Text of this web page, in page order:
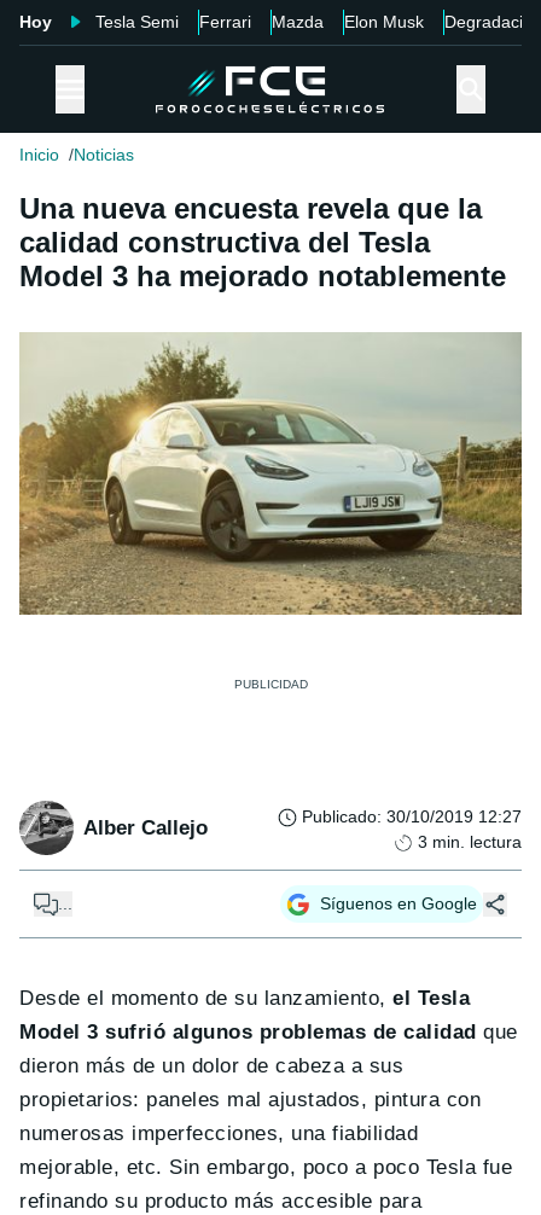
Hoy Tesla Semi Ferrari Mazda Elon Musk Degradación
Inicio Noticias
Una nueva encuesta revela que la
calidad constructiva del Tesla
Model 3 ha mejorado notablemente
Alber Callejo Publicado: 30/10/2019 12:27
3 min. lectura
... Síguenos en Google
Desde el momento de su lanzamiento,el Tesla
Model 3 sufrió algunos problemas de calidad que
dieron más de un dolor de cabeza a sus
propietarios: paneles mal ajustados, pintura con
numerosas imperfecciones, una fiabilidad
mejorable, etc. Sin embargo, poco a poco Tesla fue
refinando su producto más accesible para